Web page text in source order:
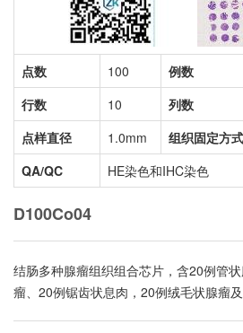
点数 100 例数
行数
10 列数
点样直径
1.0mm 组织固定方式
QA/QC
HE染色和IHC染色
D100Co04
结肠多种腺瘤组织组合芯片，含20例管
瘤、20例锯齿状息肉，20例绒毛状腺瘤